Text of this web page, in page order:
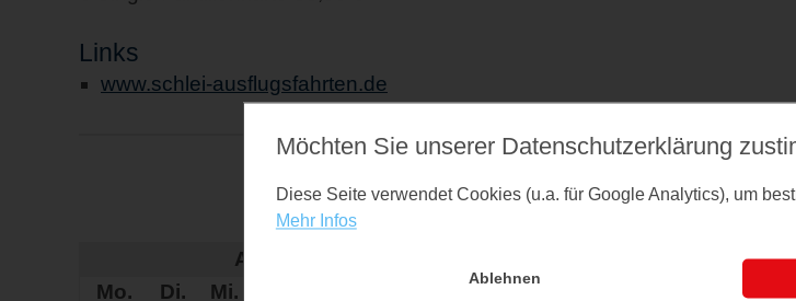
Links
www.schlei-ausflugsfahrten.de
April 2026
Mo.
Di. Mi.
Mai 2026
Do.
Möchten Sie unserer Datenschutz­erklärung
Diese Seite verwendet Cookies (u.a. für Google Analytics), um
Mehr Infos
Ablehnen